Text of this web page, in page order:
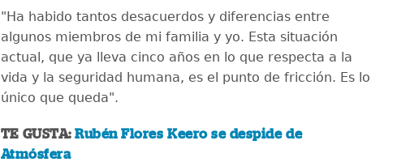
"Ha habido tantos desacuerdos y diferencias entre
algunos miembros de mi familia y yo. Esta situación
actual, que ya lleva cinco años en lo que respecta a la
vida y la seguridad humana, es el punto de fricción. Es lo
único que queda".
TE GUSTA:Rubén Flores Keero se despide de
Atmósfera